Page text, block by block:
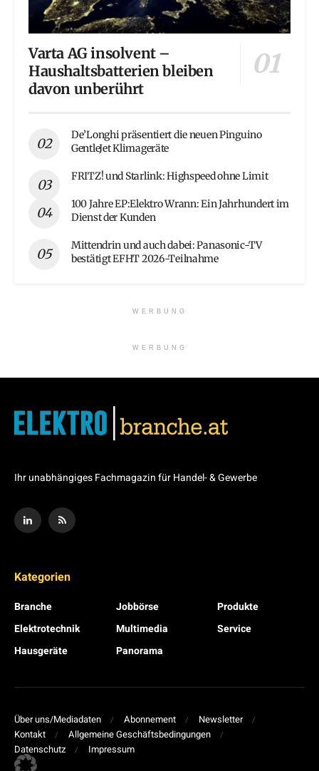
Varta AG insolvent –
Haushaltsbatterien bleiben
davon unberührt
De’Longhi präsentiert die neuen Pinguino
GentleJet Klimageräte
FRITZ! und Starlink: Highspeed ohne Limit
100 Jahre EP:Elektro Wrann: Ein Jahrhundert im
Dienst der Kunden
Mittendrin und auch dabei: Panasonic-TV
bestätigt EFHT 2026-Teilnahme
WERBUNG
WERBUNG
Ihr unabhängiges Fachmagazin für Handel- & Gewerbe
Kategorien
Branche
Elektrotechnik
Hausgeräte
Jobbörse
Multimedia
Panorama
Produkte
Service
Über uns/Mediadaten Abonnement
Newsletter
Kontakt
Allgemeine Geschäftsbedingungen
Datenschutz
Impressum